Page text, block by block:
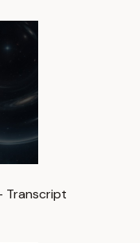
Transcript